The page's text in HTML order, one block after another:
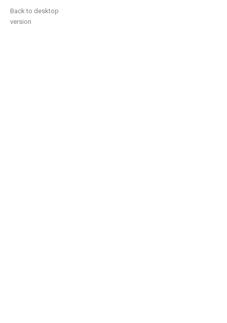
Back to desktop
version